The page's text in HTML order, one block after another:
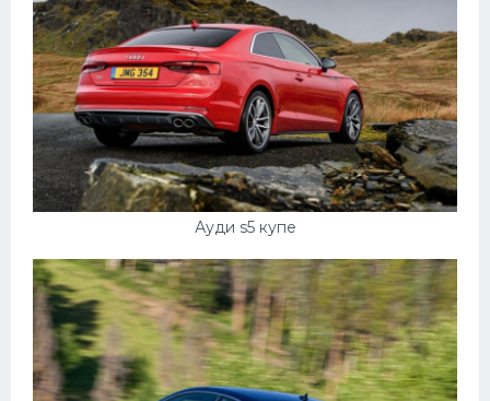
Ауди s5 купе